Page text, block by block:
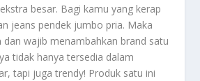
besar. Bagi kamu yang kerap
jeans pendek jumbo pria. Maka
wajib menambahkan brand satu
tidak hanya tersedia dalam
tapi juga trendy! Produk satu ini